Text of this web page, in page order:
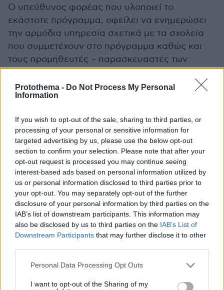
Protothema - Do Not Process My Personal
Information
If you wish to opt-out of the sale, sharing to third parties, or
processing of your personal or sensitive information for
targeted advertising by us, please use the below opt-out
section to confirm your selection. Please note that after your
opt-out request is processed you may continue seeing
interest-based ads based on personal information utilized by
us or personal information disclosed to third parties prior to
your opt-out. You may separately opt-out of the further
disclosure of your personal information by third parties on the
IAB’s list of downstream participants. This information may
also be disclosed by us to third parties on the IAB’s List of
Downstream Participants that may further disclose it to other
Please note that this website/app uses one or more Google
not limited to your visit or usage behaviour. You may click to
Personal Data Processing Opt Outs
I want to opt-out of the Sharing of my
Ο υπεύθυνος φορέας που υλοποιεί το
εκάστοτε πρόγραμμα, οφείλει να ενημερώσει
την αρμόδια υπηρεσία σχετικά με τα σχολεία
που συμμετέχουν στο πρόγραμμα καθώς και
τους προμηθευτές – παρασκευαστές των
γευμάτων με πλήρη στοιχεία αυτών (επωνυμία,
ταχυδρομική διεύθυνση), ώστε στη συνέχεια
να ενημερωθούν οι αρμόδιες οικείες
προβούν σε τακτικούς ή/και έκτακτους
υγειονομικούς ελέγχους.Κρίνεται σκόπιμο, να
διεξάγονται υγειονομικοί έλεγχοι και στις
επιχειρήσεις τροφίμων και ποτών, που
λειτουργούν γύρω και σε μικρή απόσταση από
τα σχολικά συγκροτήματα.Ειδικότερα μέτρα
πρόληψης και προφύλαξης COVID-19 σε σχέση
με την λειτουργία των σχολικών
συγκροτημάτων:
τήρησης αποστάσεων (πχ διαφορετικά
διαλείμματα διαγράμμιση σε χώρους σίτισης